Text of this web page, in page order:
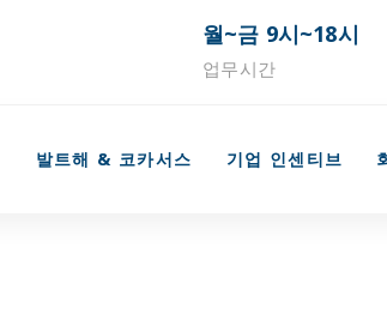
월~금 9시~18시
업무시간
발트해 & 코카서스 기업 인센티브